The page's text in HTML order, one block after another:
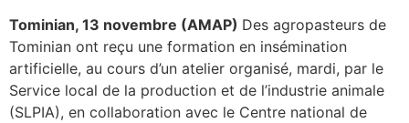
Tominian, 13 novembre (AMAP) Des agropasteurs de
Tominian ont reçu une formation en insémination
artificielle, au cours d’un atelier organisé, mardi, par le
Service local de la production et de l’industrie animale
(SLPIA), en collaboration avec le Centre national de